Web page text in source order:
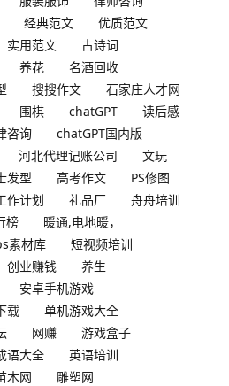
经典范文
优质范文
实用范文
古诗词
养花
名酒回收
搜搜作文
石家庄人才网
围棋 chatGPT
读后感
咨询
chatGPT国内版
河北代理记账公司
文玩
发型 高考作文
PS修图
作计划 礼品厂
舟舟培训
榜
暖通,电地暖，
素材库
短视频培训
创业赚钱
养生
安卓手机游戏
载
单机游戏大全
网赚
游戏盒子
语大全
英语培训
木网
雕塑网